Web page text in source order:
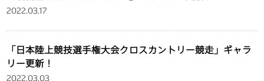
2022.03.17
「日本陸上競技選手権大会クロスカントリー競走」ギャラ
リー更新！
2022.03.03